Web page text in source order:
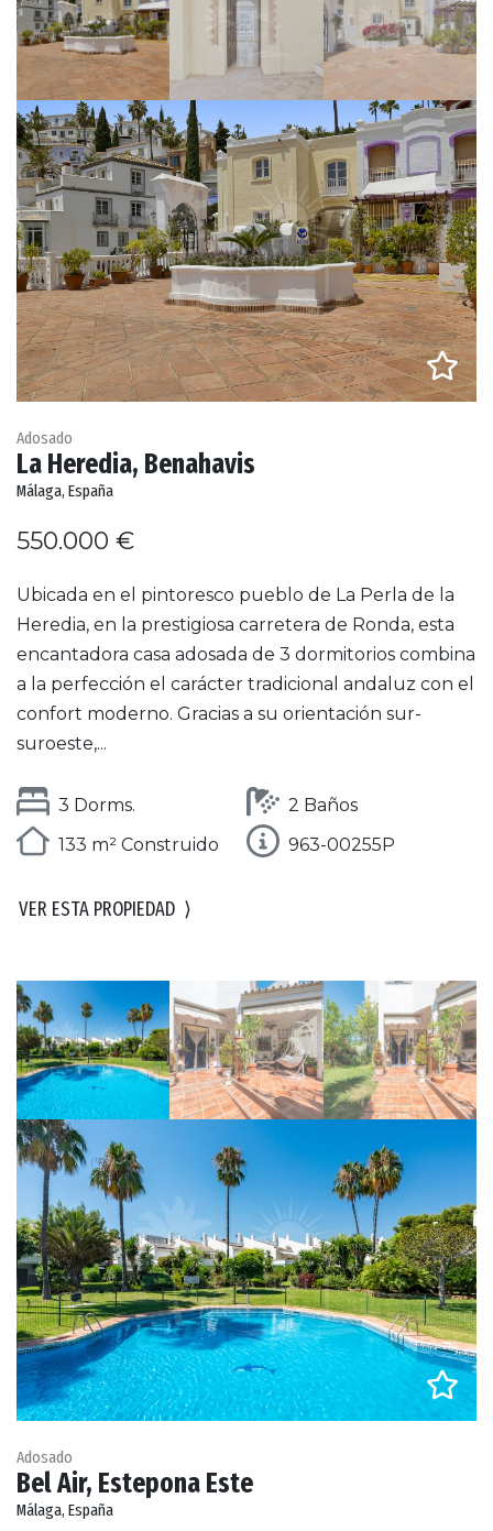
Adosado
La Heredia, Benahavis
Málaga, España
550.000 €
Ubicada en el pintoresco pueblo de La Perla de la
Heredia, en la prestigiosa carretera de Ronda, esta
encantadora casa adosada de 3 dormitorios combina
a la perfección el carácter tradicional andaluz con el
confort moderno. Gracias a su orientación sur-
suroeste,...
3 Dorms.
2 Baños
133 m² Construido
963-00255P
VER ESTA PROPIEDAD ⟩
Adosado
Bel Air, Estepona Este
Málaga, España